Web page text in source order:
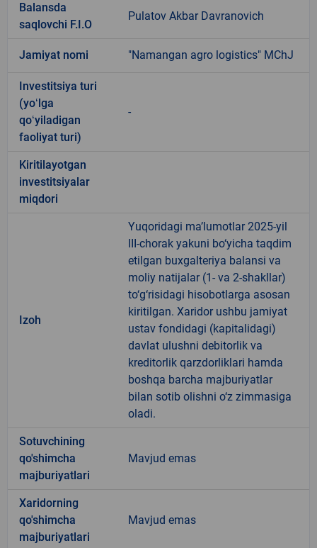
Balansda
saqlovchi F.I.O
Pulatov Akbar Davranovich
Jamiyat nomi "Namangan agro logistics" MChJ
Investitsiya turi
(yoʻlga
qoʻyiladigan
faoliyat turi)
-
Kiritilayotgan
investitsiyalar
miqdori
Izoh
Yuqoridagi ma’lumotlar 2025-yil
III-chorak yakuni bo‘yicha taqdim
etilgan buxgalteriya balansi va
moliy natijalar (1- va 2-shakllar)
to‘g‘risidagi hisobotlarga asosan
kiritilgan. Xaridor ushbu jamiyat
ustav fondidagi (kapitalidagi)
davlat ulushni debitorlik va
kreditorlik qarzdorliklari hamda
boshqa barcha majburiyatlar
bilan sotib olishni o‘z zimmasiga
oladi.
Sotuvchining
qo'shimcha
majburiyatlari
Mavjud emas
Xaridorning
qo'shimcha
majburiyatlari
Mavjud emas